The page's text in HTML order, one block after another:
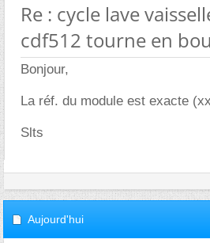
Re : cycle lave
cdf512 tourne en
Bonjour,
La réf. du module est exacte
Slts
Aujourd'hui